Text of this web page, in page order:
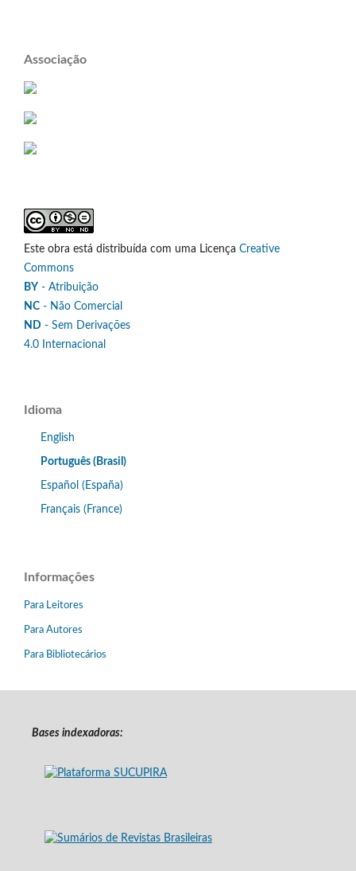
Associação
Este obra está distribuída com uma Licença Creative
Commons
BY - Atribuição
NC - Não Comercial
ND - Sem Derivações
4.0 Internacional
Idioma
English
Português (Brasil)
Español (España)
Français (France)
Informações
Para Leitores
Para Autores
Para Bibliotecários
Bases indexadoras: